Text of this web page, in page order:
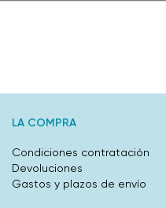
LA COMPRA
Condiciones contratación
Devoluciones
Gastos y plazos de envío